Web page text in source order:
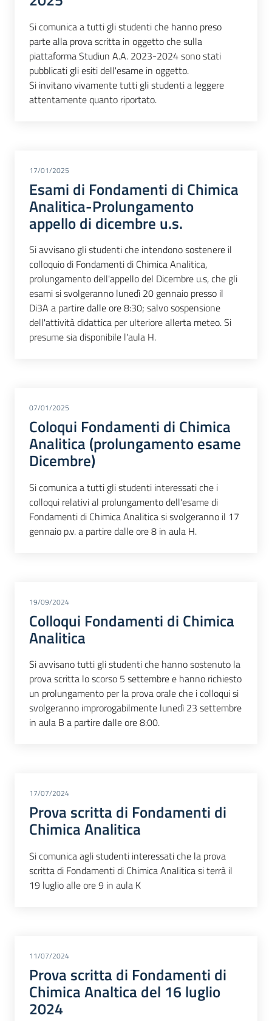
Si comunica a tutti gli studenti che hanno preso
parte alla prova scritta in oggetto che sulla
piattaforma Studiun A.A. 2023-2024 sono stati
pubblicati gli esiti dell'esame in oggetto.
Si invitano vivamente tutti gli studenti a leggere
attentamente quanto riportato.
17/01/2025
Esami di Fondamenti di Chimica
Analitica-Prolungamento
appello di dicembre u.s.
Si avvisano gli studenti che intendono sostenere il
colloquio di Fondamenti di Chimica Analitica,
prolungamento dell'appello del Dicembre u.s, che gli
esami si svolgeranno lunedì 20 gennaio presso il
Di3A a partire dalle ore 8:30; salvo sospensione
dell'attività didattica per ulteriore allerta meteo. Si
presume sia disponibile l'aula H.
07/01/2025
Coloqui Fondamenti di Chimica
Analitica (prolungamento esame
Dicembre)
Si comunica a tutti gli studenti interessati che i
colloqui relativi al prolungamento dell'esame di
Fondamenti di Chimica Analitica si svolgeranno il 17
gennaio p.v. a partire dalle ore 8 in aula H.
19/09/2024
Colloqui Fondamenti di Chimica
Analitica
Si avvisano tutti gli studenti che hanno sostenuto la
prova scritta lo scorso 5 settembre e hanno richiesto
un prolungamento per la prova orale che i colloqui si
svolgeranno improrogabilmente lunedì 23 settembre
in aula B a partire dalle ore 8:00.
17/07/2024
Prova scritta di Fondamenti di
Chimica Analitica
Si comunica agli studenti interessati che la prova
scritta di Fondamenti di Chimica Analitica si terrà il
19 luglio alle ore 9 in aula K
11/07/2024
Prova scritta di Fondamenti di
Chimica Analtica del 16 luglio
2024